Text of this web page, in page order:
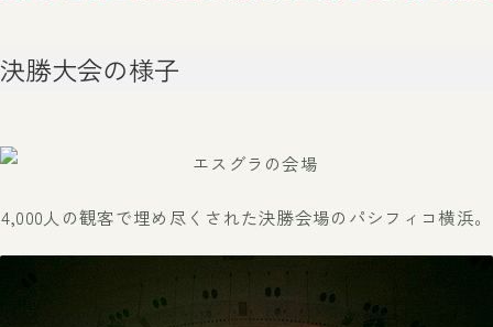
決勝大会の様子
4,000人の観客で埋め尽くされた決勝会場のパシフィコ横浜。